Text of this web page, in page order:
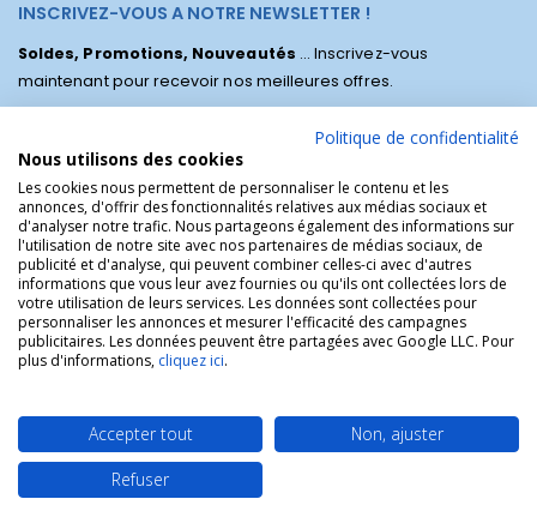
INSCRIVEZ-VOUS A NOTRE NEWSLETTER !
Soldes, Promotions, Nouveautés ... Inscrivez-vous
maintenant pour recevoir nos meilleures offres.
La Boutique des Chrétiens © | La boutique religieuse chrétienne de
référence !.
Politique de confidentialité
Nous utilisons des cookies
Les cookies nous permettent de personnaliser le contenu et les
annonces, d'offrir des fonctionnalités relatives aux médias sociaux et
d'analyser notre trafic. Nous partageons également des informations sur
l'utilisation de notre site avec nos partenaires de médias sociaux, de
publicité et d'analyse, qui peuvent combiner celles-ci avec d'autres
informations que vous leur avez fournies ou qu'ils ont collectées lors de
votre utilisation de leurs services. Les données sont collectées pour
personnaliser les annonces et mesurer l'efficacité des campagnes
publicitaires. Les données peuvent être partagées avec Google LLC. Pour
plus d'informations, cliquez ici.
Accepter tout
Non, ajuster
Refuser